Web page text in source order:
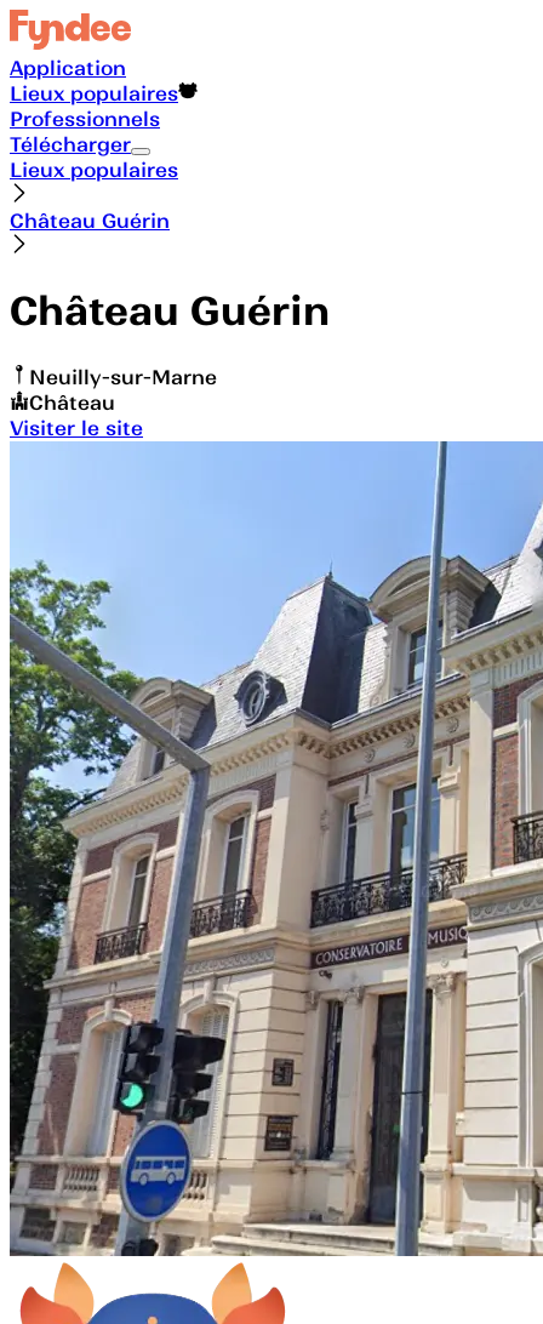
Application
Lieux populaires
Professionnels
Télécharger
Lieux populaires
Château Guérin
Château Guérin
Neuilly-sur-Marne
Château
Visiter le site